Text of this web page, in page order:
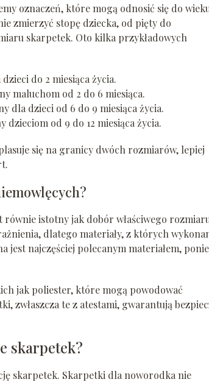
oznaczeń, które mogą odnosić się do
zmierzyć stopę dziecka, od pięty do
skarpetek. Oto kilka przykładowych
do 2 miesiąca życia.
maluchom od 2 do 6 miesiąca.
dla dzieci od 6 do 9 miesiąca życia.
dzieciom od 9 do 12 miesiąca życia.
się na granicy dwóch rozmiarów, lepiej
istotny jak dobór właściwego
dlatego materiały, z których
najczęściej polecanym materiałem,
jak poliester, które mogą powodować
zwłaszcza te z atestami, gwarantują
skarpetek?
skarpetek. Skarpetki dla noworodka nie